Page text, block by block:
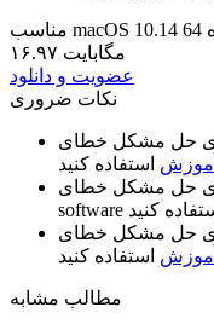
۱۶.۹۷ مگابایت
عضویت و دانلود
نکات ضروری
آموزش
software
آموزش
مطالب مشابه